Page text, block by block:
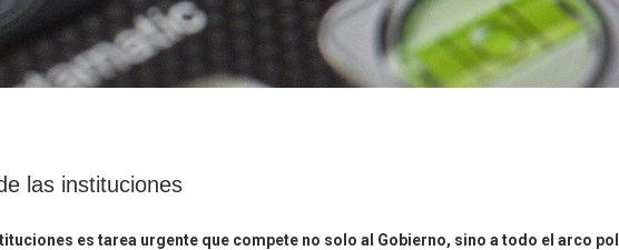
las instituciones
es tarea urgente que compete no solo al Gobierno, sino a todo el arco